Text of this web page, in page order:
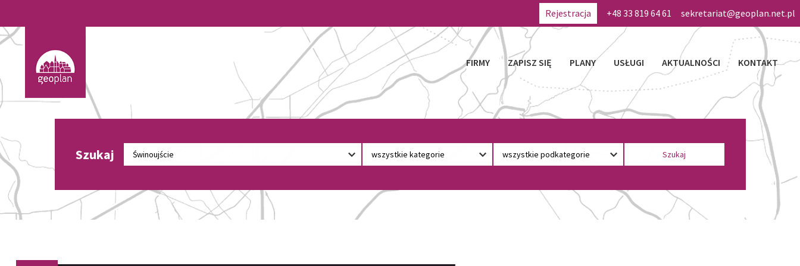
Rejestracja +48 33 819 64 61 sekretariat@geoplan.net.pl
FIRMY ZAPISZ SIĘ PLANY USŁUGI AKTUALNOŚCI KONTAKT
Szukaj